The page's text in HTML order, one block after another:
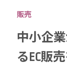
販売
中小企
るEC販